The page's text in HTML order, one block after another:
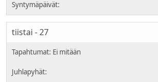
tiistai - 27